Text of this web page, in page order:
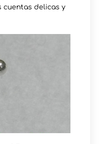
cuentas delicas y